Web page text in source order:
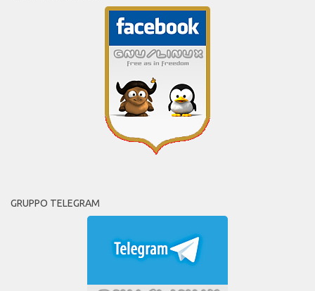
GRUPPO TELEGRAM